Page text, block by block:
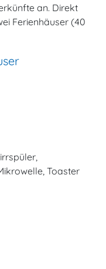
an. Direkt
Ferienhäuser (40
Toaster